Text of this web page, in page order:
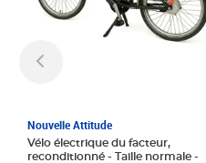
Nouvelle Attitude
Vélo électrique du facteur,
reconditionné - Taille normale -